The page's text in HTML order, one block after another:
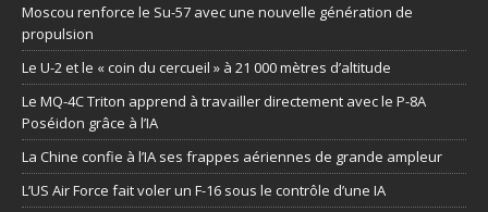
Moscou renforce le Su-57 avec une nouvelle génération de
propulsion
Le U-2 et le « coin du cercueil » à 21 000 mètres d’altitude
Le MQ-4C Triton apprend à travailler directement avec le P-8A
Poséidon grâce à l’IA
La Chine confie à l’IA ses frappes aériennes de grande ampleur
L’US Air Force fait voler un F-16 sous le contrôle d’une IA